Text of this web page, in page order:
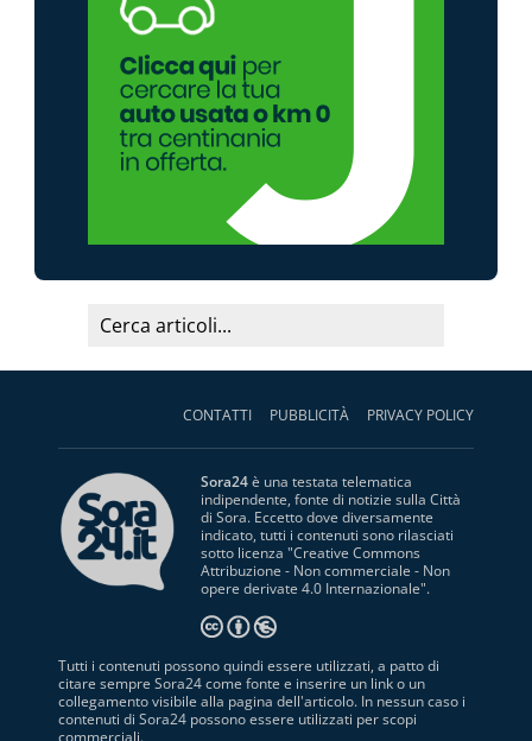
CONTATTI PUBBLICITÀ PRIVACY POLICY
Sora24è una testata telematica
indipendente, fonte di notizie sulla Città
di Sora. Eccetto dove diversamente
indicato, tutti i contenuti sono rilasciati
sotto licenza "Creative Commons
Attribuzione - Non commerciale - Non
opere derivate 4.0 Internazionale".
Tutti i contenuti possono quindi essere utilizzati, a patto di
citare sempre Sora24 come fonte e inserire un link o un
collegamento visibile alla pagina dell'articolo. In nessun caso i
contenuti di Sora24 possono essere utilizzati per scopi